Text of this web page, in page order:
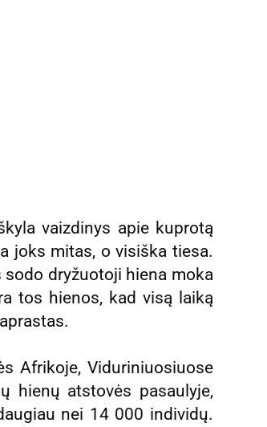
vaizdinys apie kuprotą
joks mitas, o visiška tiesa.
dryžuotoji hiena moka
tos hienos, kad visą laiką
Afrikoje, Viduriniuosiuose
hienų atstovės pasaulyje,
nei 14 000 individų.